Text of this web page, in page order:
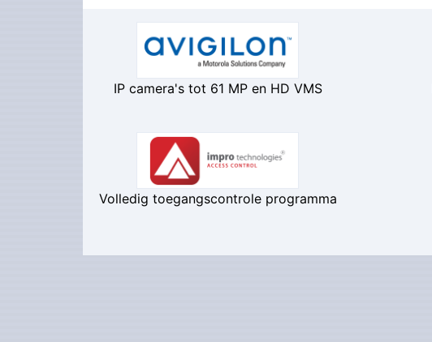
IP camera's tot 61 MP en HD VMS
Volledig toegangscontrole programma